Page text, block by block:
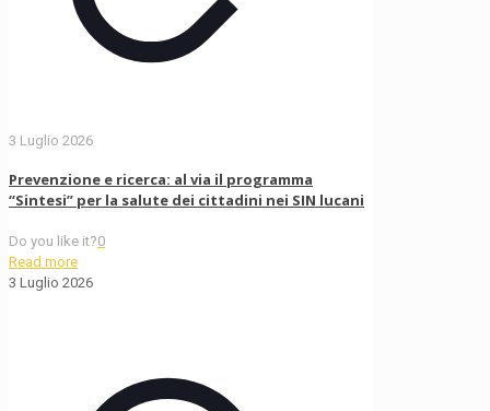
3 Luglio 2026
Prevenzione e ricerca: al via il programma
“Sintesi” per la salute dei cittadini nei SIN lucani
Do you like it?0
Read more
3 Luglio 2026